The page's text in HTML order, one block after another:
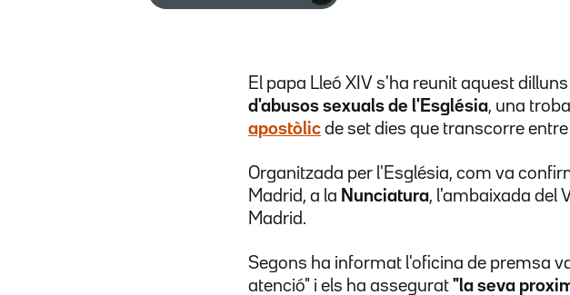
El papa Lleó XIV s'ha reunit aquest
d'abusos sexuals de l'Església, una
apostòlic de set dies que transcorre
Organitzada per l'Església, com va
Madrid, a la Nunciatura, l'ambaixada del
Madrid.
Segons ha informat l'oficina de premsa
atenció" i els ha assegurat "la seva